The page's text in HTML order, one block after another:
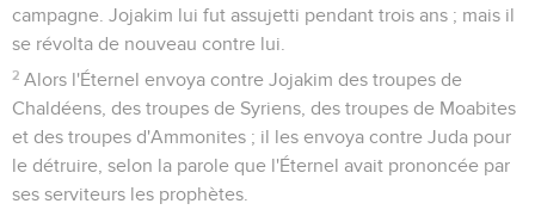
campagne. Jojakim lui fut assujetti pendant trois ans ; mais il
se révolta de nouveau contre lui.
2 Alors l'Éternel envoya contre Jojakim des troupes de
Chaldéens, des troupes de Syriens, des troupes de Moabites
et des troupes d'Ammonites ; il les envoya contre Juda pour
le détruire, selon la parole que l'Éternel avait prononcée par
ses serviteurs les prophètes.